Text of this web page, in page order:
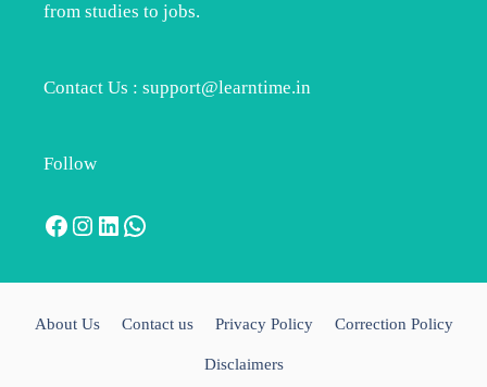
from studies to jobs.
Contact Us : support@learntime.in
Follow
Facebook
Instagram
LinkedIn
WhatsApp
About Us Contact us Privacy Policy Correction Policy
Disclaimers